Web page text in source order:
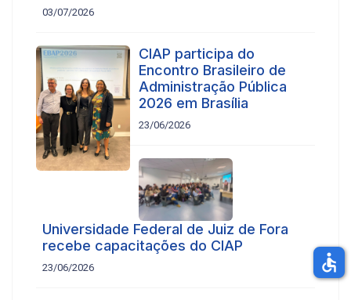
03/07/2026
CIAP participa do
Encontro Brasileiro de
Administração Pública
2026 em Brasília
23/06/2026
Universidade Federal de Juiz de Fora
recebe capacitações do CIAP
23/06/2026 accessible